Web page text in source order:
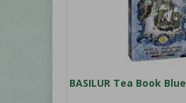
BASILUR Tea Book